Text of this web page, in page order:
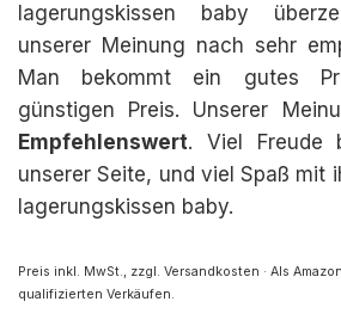
lagerungskissen baby
unserer Meinung nach sehr
Man bekommt ein gutes
günstigen Preis. Unserer
Empfehlenswert. Viel Freude
unserer Seite, und viel Spaß mit
lagerungskissen baby.
Preis inkl. MwSt., zzgl. Versandkosten · Als
qualifizierten Verkäufen.